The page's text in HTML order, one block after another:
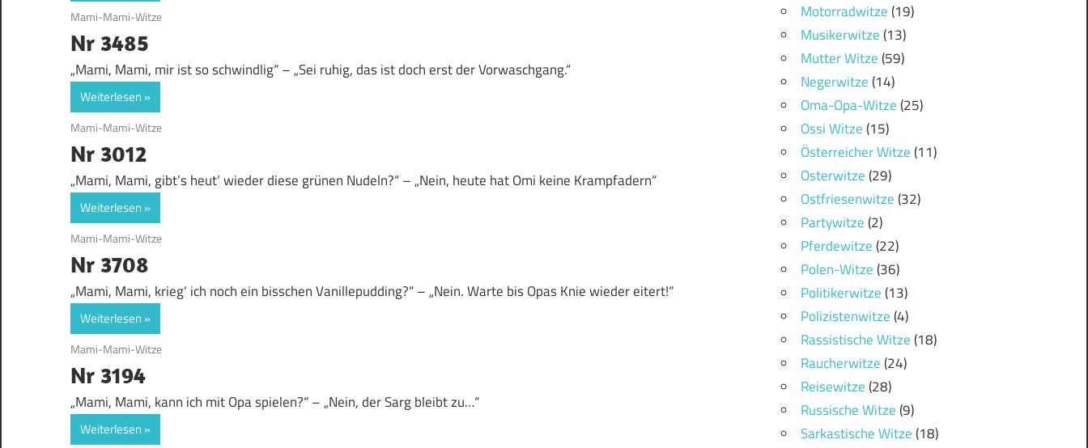
8. August 2017
Mami-Mami-Witze
Nr 3485
„Mami, Mami, mir ist so schwindlig“ – „Sei ruhig, das ist doch erst der Vorwaschgang.“
Weiterlesen
7. August 2017
Mami-Mami-Witze
Nr 3012
„Mami, Mami, gibt’s heut‘ wieder diese grünen Nudeln?“ – „Nein, heute hat Omi keine Krampfadern“
Weiterlesen
5. August 2017
Mami-Mami-Witze
Nr 3708
„Mami, Mami, krieg‘ ich noch ein bisschen Vanillepudding?“ – „Nein. Warte bis Opas Knie wieder eitert!“
Weiterlesen
4. August 2017
Mami-Mami-Witze
Nr 3194
„Mami, Mami, kann ich mit Opa spielen?“ – „Nein, der Sarg bleibt zu…“
Weiterlesen
Motorradwitze(19)
Musikerwitze(13)
Mutter Witze(59)
Negerwitze(14)
Oma-Opa-Witze(25)
Ossi Witze(15)
Österreicher Witze(11)
Osterwitze(29)
Ostfriesenwitze(32)
Partywitze(2)
Pferdewitze(22)
Polen-Witze(36)
Politikerwitze(13)
Polizistenwitze(4)
Rassistische Witze(18)
Raucherwitze(24)
Reisewitze(28)
Russische Witze(9)
Sarkastische Witze(18)